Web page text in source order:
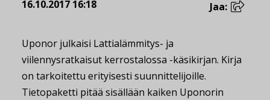
16.10.2017 16:18 Jaa:
Uponor julkaisi Lattialämmitys- ja
viilennysratkaisut kerrostalossa -käsikirjan. Kirja
on tarkoitettu erityisesti suunnittelijoille.
Tietopaketti pitää sisällään kaiken Uponorin